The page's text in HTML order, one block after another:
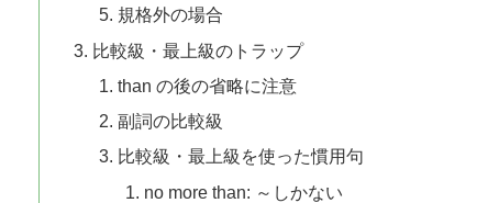
規格外の場合
比較級・最上級のトラップ
than の後の省略に注意
副詞の比較級
比較級・最上級を使った慣用句
no more than: ～しかない